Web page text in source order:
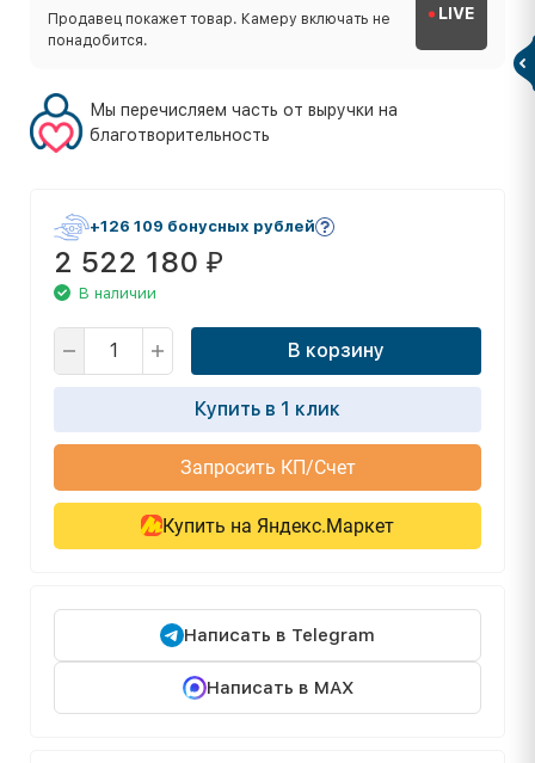
Продавец покажет товар. Камеру включать не
понадобится.
LIVE
Мы перечисляем часть от выручки на
благотворительность
+126 109 бонусных рублей
2 522 180 ₽
В наличии
В корзину
Купить в 1 клик
Запросить КП/Счет
Купить на Яндекс.Маркет
Написать в Telegram
Написать в MAX